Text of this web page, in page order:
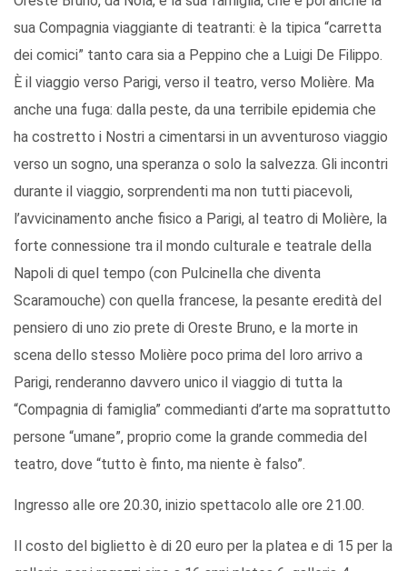
sua Compagnia viaggiante di teatranti: è la tipica “carretta
dei comici” tanto cara sia a Peppino che a Luigi De Filippo.
È il viaggio verso Parigi, verso il teatro, verso Molière. Ma
anche una fuga: dalla peste, da una terribile epidemia che
ha costretto i Nostri a cimentarsi in un avventuroso viaggio
verso un sogno, una speranza o solo la salvezza. Gli incontri
durante il viaggio, sorprendenti ma non tutti piacevoli,
l’avvicinamento anche fisico a Parigi, al teatro di Molière, la
forte connessione tra il mondo culturale e teatrale della
Napoli di quel tempo (con Pulcinella che diventa
Scaramouche) con quella francese, la pesante eredità del
pensiero di uno zio prete di Oreste Bruno, e la morte in
scena dello stesso Molière poco prima del loro arrivo a
Parigi, renderanno davvero unico il viaggio di tutta la
“Compagnia di famiglia” commedianti d’arte ma soprattutto
persone “umane”, proprio come la grande commedia del
teatro, dove “tutto è finto, ma niente è falso”.
Ingresso alle ore 20.30, inizio spettacolo alle ore 21.00.
Il costo del biglietto è di 20 euro per la platea e di 15 per la